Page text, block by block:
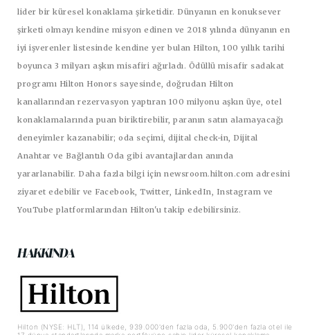
lider bir küresel konaklama şirketidir. Dünyanın en konuksever
şirketi olmayı kendine misyon edinen ve 2018 yılında dünyanın en
iyi işverenler listesinde kendine yer bulan Hilton, 100 yıllık tarihi
boyunca 3 milyarı aşkın misafiri ağırladı. Ödüllü misafir sadakat
programı Hilton Honors sayesinde, doğrudan Hilton
kanallarından rezervasyon yaptıran 100 milyonu aşkın üye, otel
konaklamalarında puan biriktirebilir, paranın satın alamayacağı
deneyimler kazanabilir; oda seçimi, dijital check-in, Dijital
Anahtar ve Bağlantılı Oda gibi avantajlardan anında
yararlanabilir. Daha fazla bilgi için newsroom.hilton.com adresini
ziyaret edebilir ve Facebook, Twitter, LinkedIn, Instagram ve
YouTube platformlarından Hilton'u takip edebilirsiniz.
HAKKINDA
Hilton (NYSE: HLT), 114 ülkede, 939.000'den fazla oda, 5.900'den fazla otel ile